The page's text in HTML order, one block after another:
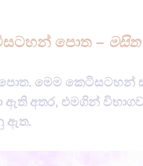
පොත – මසිත
පොත. මෙම
ඇති අතර, එමගින්
ඇත​.